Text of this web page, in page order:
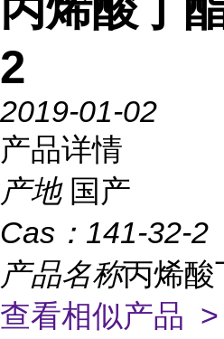
2
2019-01-02
产品详情
产地 国产
Cas： 141-32-2
产品名称丙烯酸
查看相似产品 >